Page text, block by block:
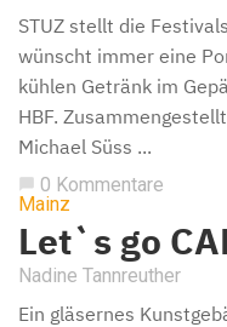
STUZ stellt die
wünscht immer eine
kühlen Getränk im
HBF.
Michael Süss ...
chat_bubble 0 Kommentare
Mainz
Let`s go
Nadine Tannreuther
Ein gläsernes